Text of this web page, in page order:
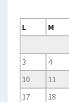
L
M
3
4
10
11
17
18